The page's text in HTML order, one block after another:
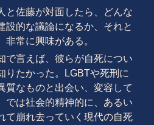
と佐藤が対面したら、どんな
設的な議論になるか、それと
非常に興味がある。
で言えば、彼らが自死につい
りたかった。LGBTや死刑に
質なものと出会い、変容して
では社会的精神的に、あるい
て崩れ去っていく現代の自死